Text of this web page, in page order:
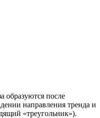
образуются после
направления тренда и
«треугольник»).